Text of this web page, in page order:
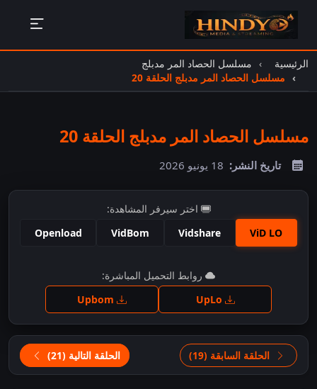
الرئيسية
مسلسل الحصاد المر مدبلج
مسلسل الحصاد المر مدبلج الحلقة 20
مسلسل الحصاد المر مدبلج الحلقة 20
تاريخ النشر: 18 يونيو 2026
اختر سيرفر المشاهدة:
ViD LO
Vidshare
VidBom
Openload
اضغط للمشاهدة
روابط التحميل المباشرة:
الحلقة السابقة (19) الحلقة التالية (21)